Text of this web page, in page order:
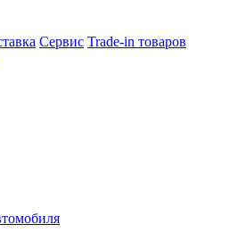
Сервис Trade-in товаров